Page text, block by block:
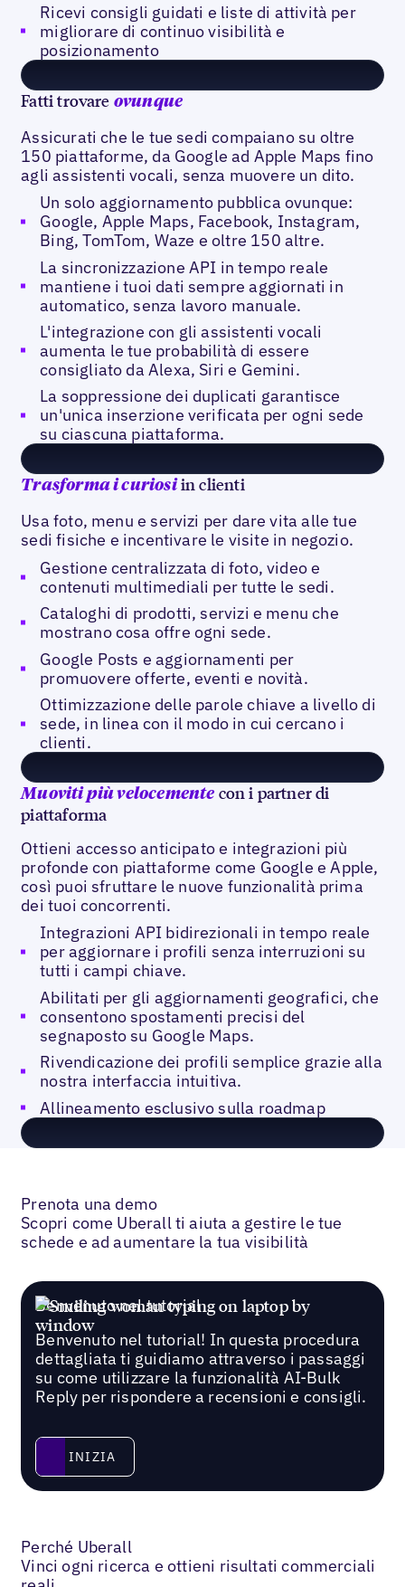
Ricevi consigli guidati e liste di attività per
migliorare di continuo visibilità e
posizionamento
Fatti trovare ovunque
Assicurati che le tue sedi compaiano su oltre
150 piattaforme, da Google ad Apple Maps fino
agli assistenti vocali, senza muovere un dito.
Un solo aggiornamento pubblica ovunque:
Google, Apple Maps, Facebook, Instagram,
Bing, TomTom, Waze e oltre 150 altre.
La sincronizzazione API in tempo reale
mantiene i tuoi dati sempre aggiornati in
automatico, senza lavoro manuale.
L'integrazione con gli assistenti vocali
aumenta le tue probabilità di essere
consigliato da Alexa, Siri e Gemini.
La soppressione dei duplicati garantisce
un'unica inserzione verificata per ogni sede
su ciascuna piattaforma.
Trasforma i curiosiin clienti
Usa foto, menu e servizi per dare vita alle tue
sedi fisiche e incentivare le visite in negozio.
Gestione centralizzata di foto, video e
contenuti multimediali per tutte le sedi.
Cataloghi di prodotti, servizi e menu che
mostrano cosa offre ogni sede.
Google Posts e aggiornamenti per
promuovere offerte, eventi e novità.
Ottimizzazione delle parole chiave a livello di
sede, in linea con il modo in cui cercano i
clienti.
Muoviti più velocemente con i partner di
piattaforma
Ottieni accesso anticipato e integrazioni più
profonde con piattaforme come Google e Apple,
così puoi sfruttare le nuove funzionalità prima
dei tuoi concorrenti.
Integrazioni API bidirezionali in tempo reale
per aggiornare i profili senza interruzioni su
tutti i campi chiave.
Abilitati per gli aggiornamenti geografici, che
consentono spostamenti precisi del
segnaposto su Google Maps.
Rivendicazione dei profili semplice grazie alla
nostra interfaccia intuitiva.
Allineamento esclusivo sulla roadmap
Prenota una demo
Scopri come Uberall ti aiuta a gestire le tue
schede e ad aumentare la tua visibilità
Benvenuto nel tutorial
Benvenuto nel tutorial! In questa procedura
dettagliata ti guidiamo attraverso i passaggi
su come utilizzare la funzionalità AI-Bulk
Reply per rispondere a recensioni e consigli.
IniziaINIZIA
Perché Uberall
Vinci ogni ricerca e ottieni risultati commerciali